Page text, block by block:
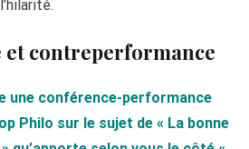
contreperformance
une conférence-performance
Philo sur le sujet de « La bonne